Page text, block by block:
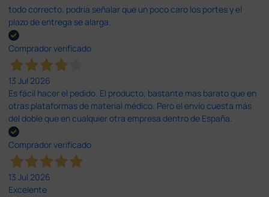
todo correcto. podria señalar que un poco caro los portes y el
plazo de entrega se alarga.
Comprador verificado
13 Jul 2026
Es fácil hacer el pedido. El producto, bastante mas barato que en
otras plataformas de material médico. Pero el envío cuesta más
del doble que en cualquier otra empresa dentro de España.
Comprador verificado
13 Jul 2026
Excelente